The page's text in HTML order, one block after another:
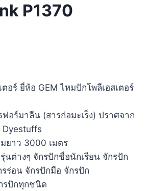
P1370
อร์ ยี่ห้อ GEM ไหมปักโพลีเอสเตอร์
อร์มาลีน (สารก่อมะเร็ง) ปราศจาก
Dyestuffs
ยาว 3000 เมตร
นต่างๆ จักรปักชื่อนักเรียน จักรปัก
ร่อน จักรปักมือ จักรปัก
รปักทุกชนิด